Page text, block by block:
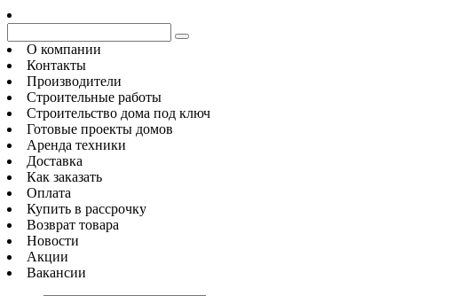
О компании
Контакты
Производители
Строительные работы
Строительство дома под ключ
Готовые проекты домов
Аренда техники
Доставка
Как заказать
Оплата
Купить в рассрочку
Возврат товара
Новости
Акции
Вакансии